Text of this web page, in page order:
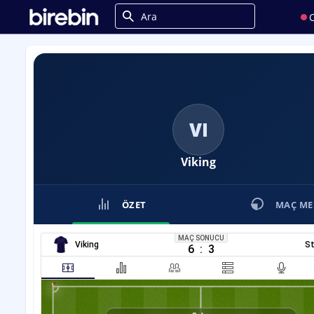
VI
Viking
ÖZET MAÇ
Viking
MAÇ SONUCU
6 : 3